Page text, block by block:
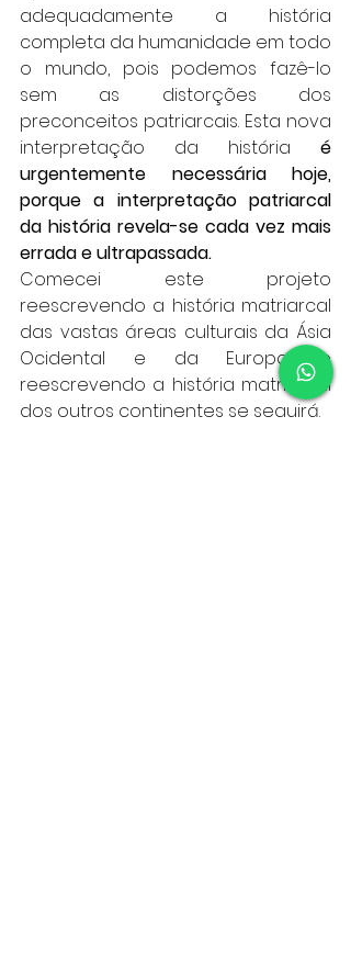
adequadamente a história
completa da humanidade em todo
o mundo, pois podemos fazê-lo
sem as distorções dos
preconceitos patriarcais. Esta nova
interpretação da história é
urgentemente necessária hoje,
porque a interpretação patriarcal
da história revela-se cada vez mais
errada e ultrapassada.
Comecei este projeto
reescrevendo a história matriarcal
das vastas áreas culturais da Ásia
Ocidental e da Europa, e
reescrevendo a história matriarcal
dos outros continentes se seguirá.